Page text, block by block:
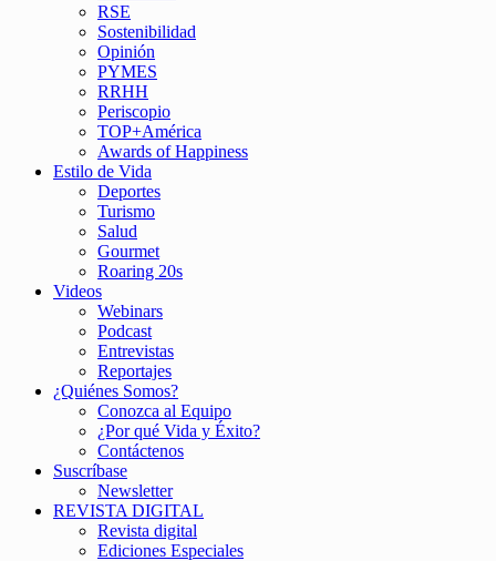
RSE
Sostenibilidad
Opinión
PYMES
RRHH
Periscopio
TOP+América
Awards of Happiness
Estilo de Vida
Deportes
Turismo
Salud
Gourmet
Roaring 20s
Videos
Webinars
Podcast
Entrevistas
Reportajes
¿Quiénes Somos?
Conozca al Equipo
¿Por qué Vida y Éxito?
Contáctenos
Suscríbase
Newsletter
REVISTA DIGITAL
Revista digital
Ediciones Especiales